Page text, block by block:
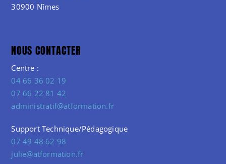
30900 Nîmes
NOUS CONTACTER
Centre :
04 66 36 02 19
07 66 22 81 42
administratif@atformation.fr
Support Technique/Pédagogique
07 49 48 62 98
julie@atformation.fr